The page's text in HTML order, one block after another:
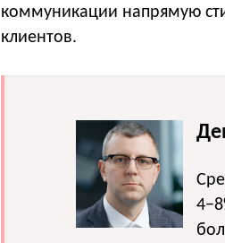
коммуникации напрямую
клиентов.